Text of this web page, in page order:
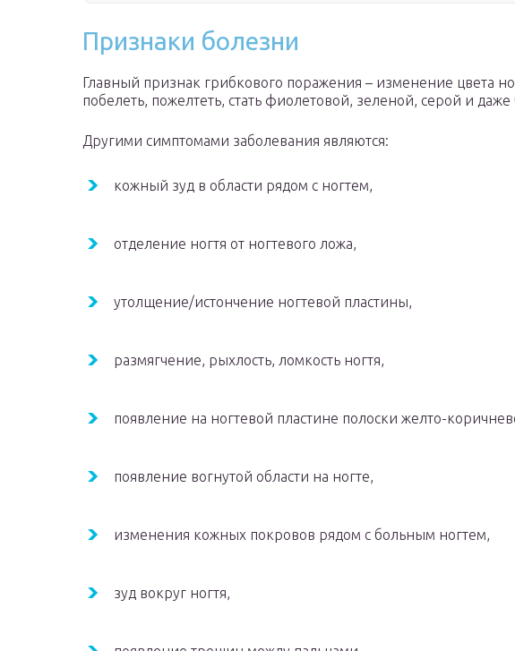
Признаки болезни
Главный признак грибкового поражения – изменение цвета
побелеть, пожелтеть, стать фиолетовой, зеленой, серой и
Другими симптомами заболевания являются:
кожный зуд в области рядом с ногтем,
отделение ногтя от ногтевого ложа,
утолщение/истончение ногтевой пластины,
размягчение, рыхлость, ломкость ногтя,
появление на ногтевой пластине полоски желто-
появление вогнутой области на ногте,
изменения кожных покровов рядом с больным ногтем,
зуд вокруг ногтя,